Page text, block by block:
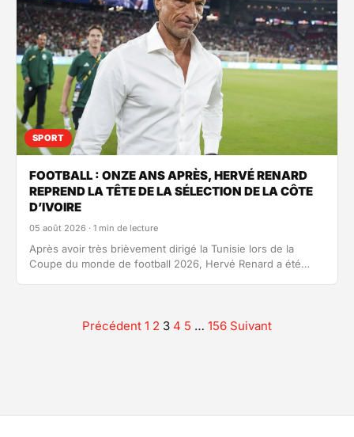
SPORT
FOOTBALL : ONZE ANS APRÈS, HERVÉ RENARD
REPREND LA TÊTE DE LA SÉLECTION DE LA CÔTE
D’IVOIRE
05 août 2026 · 1 min de lecture
Après avoir très brièvement dirigé la Tunisie lors de la
Coupe du monde de football 2026, Hervé Renard a été…
Pagination
Précédent 1 2 3 4 5 … 156 Suivant